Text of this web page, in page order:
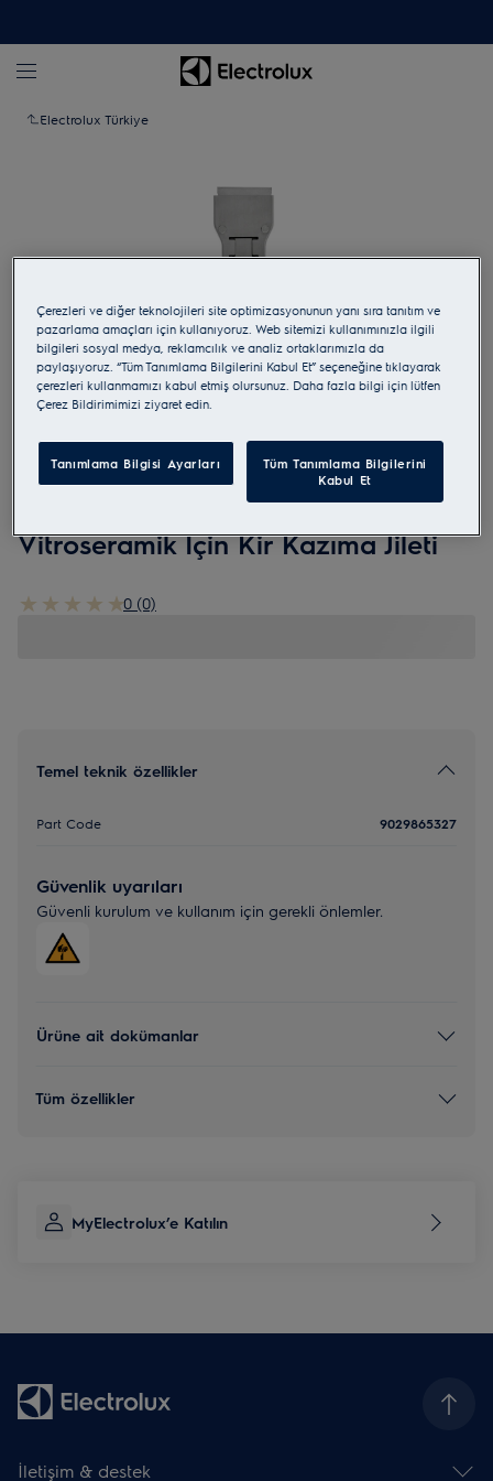
Electrolux Türkiye
Vitroseramik İçin Kir Kazıma Jileti
0 (0)
Temel teknik özellikler
Part Code 9029865327
Güvenlik uyarıları
Güvenli kurulum ve kullanım için gerekli önlemler.
Ürüne ait dokümanlar
Tüm özellikler
MyElectrolux’e Katılın
İletişim & destek
Çerezleri ve diğer teknolojileri site optimizasyonunun yanı sıra tanıtım ve
pazarlama amaçları için kullanıyoruz. Web sitemizi kullanımınızla ilgili
bilgileri sosyal medya, reklamcılık ve analiz ortaklarımızla da
paylaşıyoruz. “Tüm Tanımlama Bilgilerini Kabul Et” seçeneğine tıklayarak
çerezleri kullanmamızı kabul etmiş olursunuz. Daha fazla bilgi için lütfen
Çerez Bildirimimizi ziyaret edin.
Tanımlama Bilgisi Ayarları
Tüm Tanımlama Bilgilerini
Kabul Et